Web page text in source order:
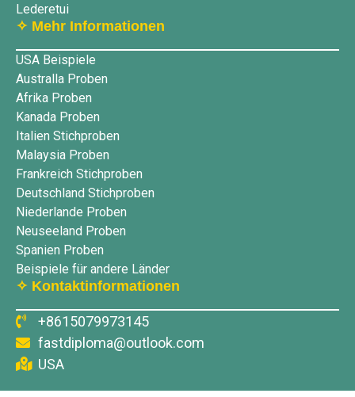
Lederetui
✧ Mehr Informationen
USA Beispiele
Australla Proben
Afrika Proben
Kanada Proben
Italien Stichproben
Malaysia Proben
Frankreich Stichproben
Deutschland Stichproben
Niederlande Proben
Neuseeland Proben
Spanien Proben
Beispiele für andere Länder
✧ Kontaktinformationen
+8615079973145
fastdiploma@outlook.com
USA